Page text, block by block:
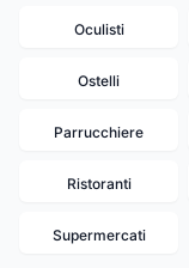
Oculisti
Ostelli
Parrucchiere
Ristoranti
Supermercati